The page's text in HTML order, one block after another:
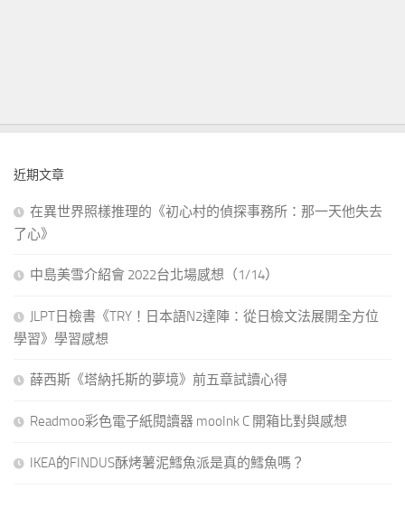
近期文章
在異世界照樣推理的《初心村的偵探事務所：那一天他失去
了心》
中島美雪介紹會 2022台北場感想（1/14）
JLPT日檢書《TRY！日本語N2達陣：從日檢文法展開全方位
學習》學習感想
薛西斯《塔納托斯的夢境》前五章試讀心得
Readmoo彩色電子紙閱讀器 mooInk C 開箱比對與感想
IKEA的FINDUS酥烤薯泥鱈魚派是真的鱈魚嗎？